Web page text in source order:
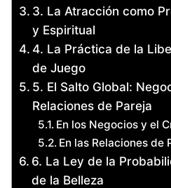
3. La Atracción como
y Espiritual
4. La Práctica de la
de Juego
5. El Salto Global:
Relaciones de Pareja
En los Negocios y el
En las Relaciones de
6. La Ley de la
de la Belleza